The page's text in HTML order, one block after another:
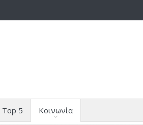
Top 5 Κοινωνία